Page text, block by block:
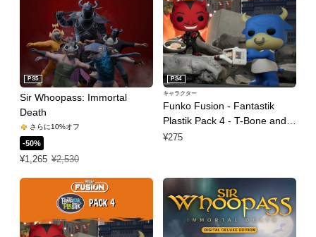
Sir Whoopass: Immortal
Death
PS5
さらに10%オフ
-50%
¥1,265
特別価格 ¥1,265 通常価格 ¥2,530
¥2,530
Funko Fusion - Fantastik
Plastik Pack 4 - T-Bone and
El Diablo
PS4
キャラクター
¥275